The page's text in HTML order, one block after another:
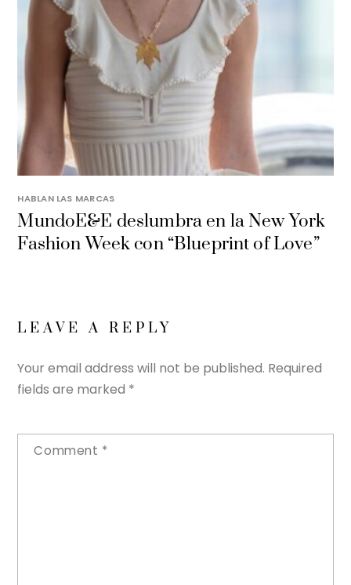
HABLAN LAS MARCAS
MundoE&E deslumbra en la New York
Fashion Week con “Blueprint of Love”
LEAVE A REPLY
Your email address will not be published. Required
fields are marked *
Comment *